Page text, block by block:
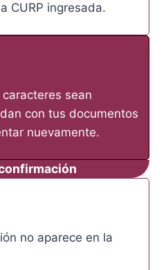
CURP ingresada.
sean
con tus documentos
nuevamente.
no aparece en la